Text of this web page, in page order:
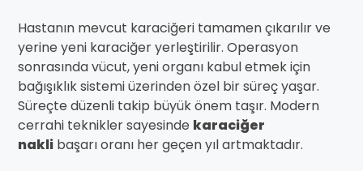
Hastanın mevcut karaciğeri tamamen çıkarılır ve
yerine yeni karaciğer yerleştirilir. Operasyon
sonrasında vücut, yeni organı kabul etmek için
bağışıklık sistemi üzerinden özel bir süreç yaşar.
Süreçte düzenli takip büyük önem taşır. Modern
cerrahi teknikler sayesinde karaciğer
nakli başarı oranı her geçen yıl artmaktadır.